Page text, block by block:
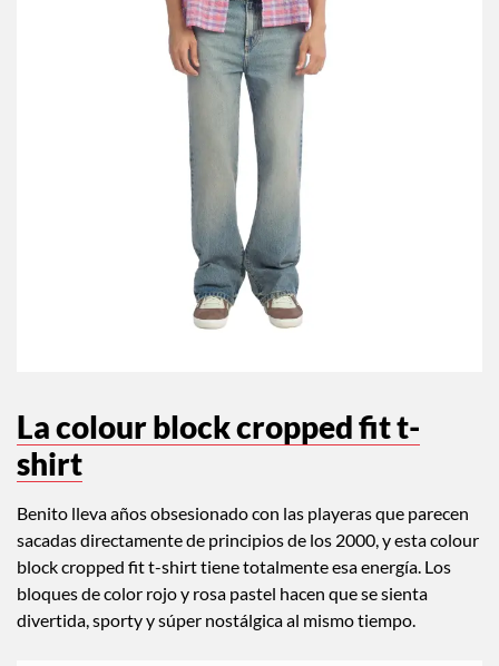
La colour block cropped fit t-
shirt
Benito lleva años obsesionado con las playeras que parecen
sacadas directamente de principios de los 2000, y esta colour
block cropped fit t-shirt tiene totalmente esa energía. Los
bloques de color rojo y rosa pastel hacen que se sienta
divertida, sporty y súper nostálgica al mismo tiempo.